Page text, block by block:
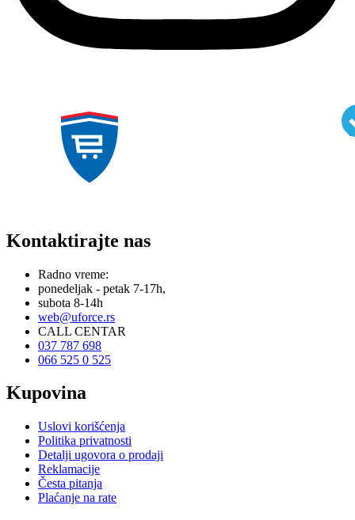
Kontaktirajte nas
Radno vreme:
ponedeljak - petak 7-17h,
subota 8-14h
web@uforce.rs
CALL CENTAR
037 787 698
066 525 0 525
Kupovina
Uslovi korišćenja
Politika privatnosti
Detalji ugovora o prodaji
Reklamacije
Česta pitanja
Plaćanje na rate